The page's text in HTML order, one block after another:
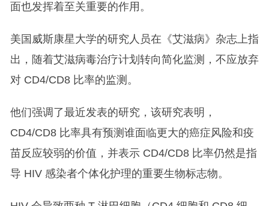
面也发挥着至关重要的作用。
美国威斯康星大学的研究人员在《艾滋病》杂志上指
出，随着艾滋病毒治疗计划转向简化监测，不应放弃
对 CD4/CD8 比率的监测。
他们强调了最近发表的研究，该研究表明，
CD4/CD8 比率具有预测谁面临更大的癌症风险和疫
苗反应较弱的价值，并表示 CD4/CD8 比率仍然是指
导 HIV 感染者个体化护理的重要生物标志物。